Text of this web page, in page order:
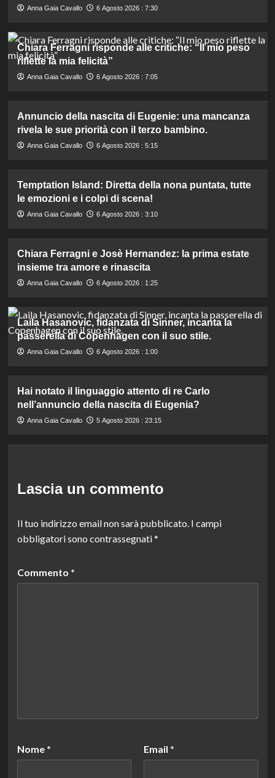
Anna Gaia Cavallo 6 Agosto 2026 : 7:30
Chiara Ferragni risponde alle critiche: “Il mio peso
riflette la mia felicità”
Anna Gaia Cavallo 6 Agosto 2026 : 7:05
Annuncio della nascita di Eugenie: una mancanza
rivela le sue priorità con il terzo bambino.
Anna Gaia Cavallo 6 Agosto 2026 : 5:15
Temptation Island: Diretta della nona puntata, tutte
le emozioni e i colpi di scena!
Anna Gaia Cavallo 6 Agosto 2026 : 3:10
Chiara Ferragni e Josè Hernandez: la prima estate
insieme tra amore e rinascita
Anna Gaia Cavallo 6 Agosto 2026 : 1:25
Laila Hasanovic, fidanzata di Sinner, incanta la
passerella di Copenhagen con il suo stile.
Anna Gaia Cavallo 6 Agosto 2026 : 1:00
Hai notato il linguaggio attento di re Carlo
nell’annuncio della nascita di Eugenia?
Anna Gaia Cavallo 5 Agosto 2026 : 23:15
Lascia un commento
Il tuo indirizzo email non sarà pubblicato. I campi
obbligatori sono contrassegnati*
Commento *
Nome * Email *